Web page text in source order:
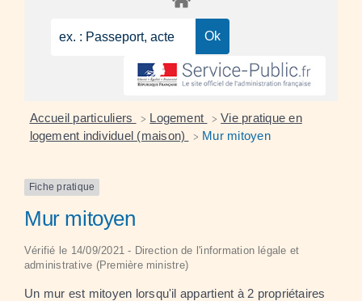
Accueil particuliers > Logement > Vie pratique en
logement individuel (maison)
> Mur mitoyen
Fiche pratique
Mur mitoyen
Vérifié le 14/09/2021 - Direction de l'information légale et
administrative (Première ministre)
Un mur est mitoyen lorsqu'il appartient à 2 propriétaires